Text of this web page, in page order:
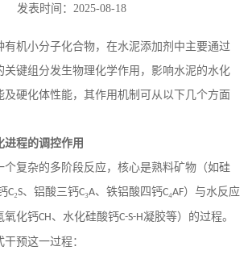
发表时间：2025-08-18
有机小分子化合物，在水泥添加剂中主要通过
关键组分发生物理化学作用，影响水泥的水化
及硬化体性能，其作用机制可从以下几个方面
进程的调控作用
个复杂的多阶段反应，核心是熟料矿物（如硅
C₂S、铝酸三钙C₃A、铁铝酸四钙C₄AF）与水反应
氧化钙CH、水化硅酸钙C-S-H凝胶等）的过程。
预这一过程：